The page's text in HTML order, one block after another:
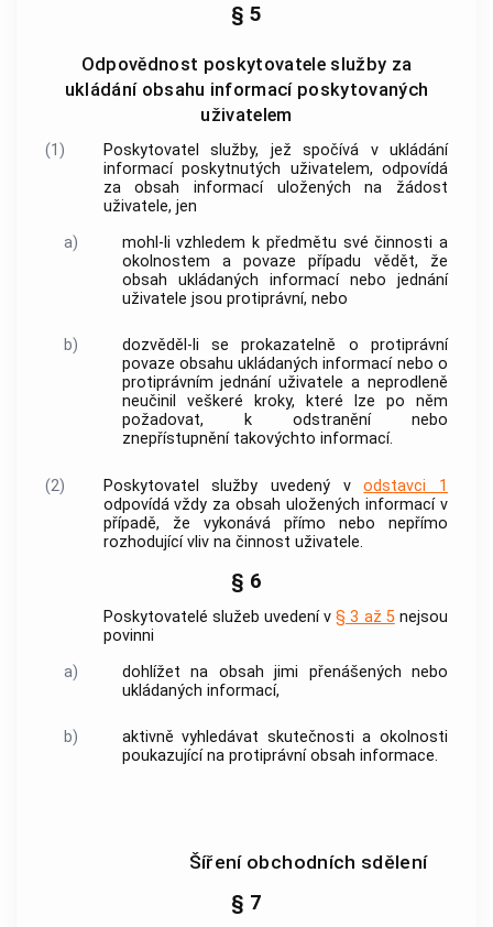
§ 5
Odpovědnost poskytovatele služby za
ukládání obsahu informací poskytovaných
uživatelem
(1) Poskytovatel služby, jež spočívá v ukládání
informací poskytnutých uživatelem, odpovídá
za obsah informací uložených na žádost
uživatele, jen
a)
mohl-li vzhledem k předmětu své činnosti a
okolnostem a povaze případu vědět, že
obsah ukládaných informací nebo jednání
uživatele jsou protiprávní, nebo
b)
dozvěděl-li se prokazatelně o protiprávní
povaze obsahu ukládaných informací nebo o
protiprávním jednáníuživatele a neprodleně
neučinil veškeré kroky, které lze po něm
požadovat, k odstranění nebo
znepřístupnění takovýchto informací.
(2) Poskytovatel služby uvedený vodstavci 1
odpovídá vždy za obsah uložených informací v
případě, že vykonává přímo nebo nepřímo
rozhodující vliv na činnost uživatele.
§ 6
Poskytovatelé služeb uvedení v§ 3 až 5nejsou
povinni
a)
dohlížet na obsah jimi přenášených nebo
ukládaných informací,
b)
aktivně vyhledávat skutečnosti a okolnosti
poukazující na protiprávní obsah informace.
Šíření obchodních sdělení
§ 7